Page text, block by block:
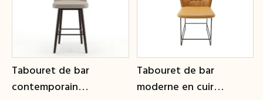
Tabouret de bar
contemporain
Tabouret de bar
moderne en cuir